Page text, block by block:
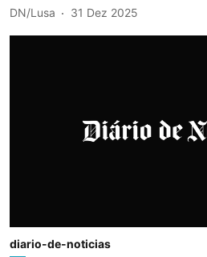
DN/Lusa 31 Dez 2025
diario-de-noticias